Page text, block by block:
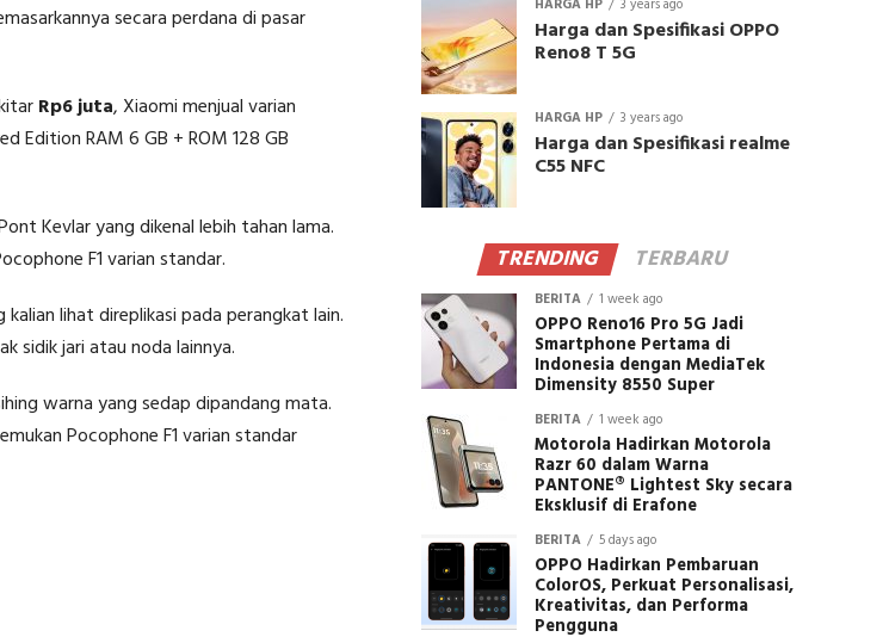
secara perdana di pasar
Rp6 juta, Xiaomi menjual varian
Edition RAM 6 GB + ROM 128 GB
Kevlar yang dikenal lebih tahan lama.
F1 varian standar.
lihat direplikasi pada perangkat lain.
sidik jari atau noda lainnya.
warna yang sedap dipandang mata.
Pocophone F1 varian standar
HARGA HP 3 years ago
Harga dan Spesifikasi OPPO
Reno8 T 5G
HARGA HP 3 years ago
Harga dan Spesifikasi realme
C55 NFC
TRENDING TERBARU
BERITA 1 week ago
OPPO Reno16 Pro 5G Jadi
Smartphone Pertama di
Indonesia dengan MediaTek
Dimensity 8550 Super
BERITA 1 week ago
Motorola Hadirkan Motorola
Razr 60 dalam Warna
PANTONE® Lightest Sky secara
Eksklusif di Erafone
BERITA 5 days ago
OPPO Hadirkan Pembaruan
ColorOS, Perkuat Personalisasi,
Kreativitas, dan Performa
Pengguna